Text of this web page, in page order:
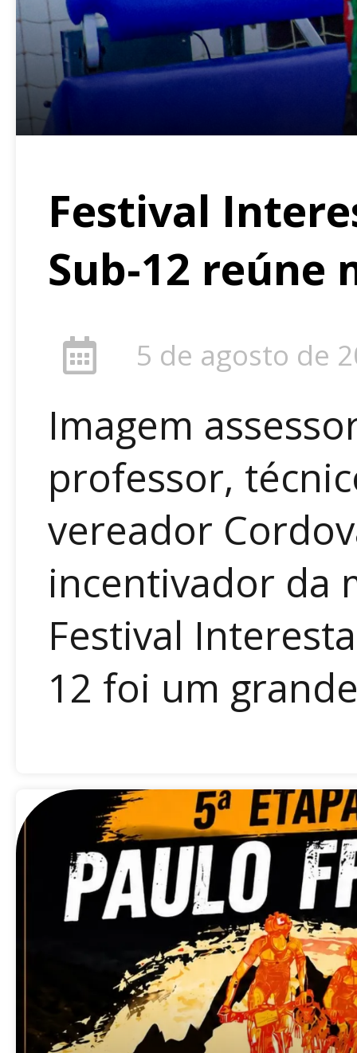
Festival
Sub-12 reúne
5 de agosto de
Imagem
professor,
vereador
incentivador da
Festival
12 foi um